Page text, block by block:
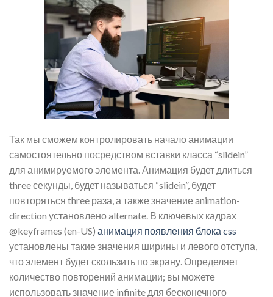
Так мы сможем контролировать начало анимации
самостоятельно посредством вставки класса “slidein”
для анимируемого элемента. Анимация будет длиться
three секунды, будет называться “slidein”, будет
повторяться three раза, а также значение animation-
direction установлено alternate. В ключевых кадрах
@keyframes (en-US) анимация появления блока css
установлены такие значения ширины и левого отступа,
что элемент будет скользить по экрану. Определяет
количество повторений анимации; вы можете
использовать значение infinite для бесконечного